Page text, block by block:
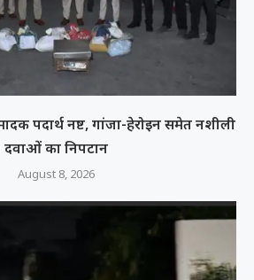
पदार्थ नष्ट, गांजा-हेरोइन समेत नशीली
दवाओं का निपटान
August 8, 2026